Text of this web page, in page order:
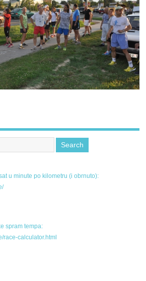
u minute po kilometru (i obrnuto):
spram tempa:
race-calculator.html